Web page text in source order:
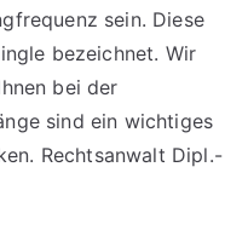
sein. Diese
bezeichnet. Wir
bei der
sind ein wichtiges
Rechtsanwalt Dipl.-